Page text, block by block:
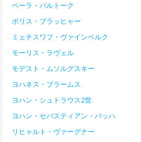
ベーラ・バルトーク
ボリス・ブラッヒャー
ミェチスワフ・ヴァインベルク
モーリス・ラヴェル
モデスト・ムソルグスキー
ヨハネス・ブラームス
ヨハン・シュトラウス2世
ヨハン・セバスティアン・バッハ
リヒャルト・ヴァーグナー